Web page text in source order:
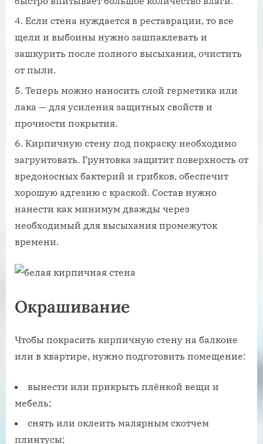
Если стена нуждается в реставрации, то все
щели и выбоины нужно зашпаклевать и
зашкурить после полного высыхания, очистить
от пыли.
Теперь можно наносить слой герметика или
лака — для усиления защитных свойств и
прочности покрытия.
Кирпичную стену под покраску необходимо
загрунтовать. Грунтовка защитит поверхность от
вредоносных бактерий и грибков, обеспечит
хорошую адгезию с краской. Состав нужно
нанести как минимум дважды через
необходимый для высыхания промежуток
времени.
Окрашивание
Чтобы покрасить кирпичную стену на балконе
или в квартире, нужно подготовить помещение:
вынести или прикрыть плёнкой вещи и
мебель;
снять или оклеить малярным скотчем
плинтусы;